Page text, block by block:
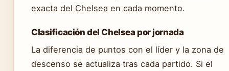
exacta del Chelsea en cada momento.
Clasificación del Chelsea por jornada
La diferencia de puntos con el líder y la zona de
descenso se actualiza tras cada partido. Si el